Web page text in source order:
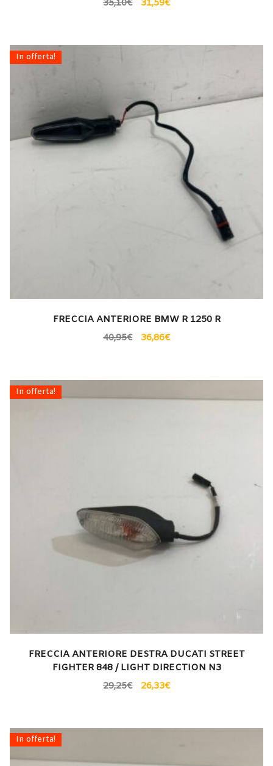
35,10€ 31,59€
In offerta!
FRECCIA ANTERIORE BMW R 1250 R
40,95€ 36,86€
In offerta!
FRECCIA ANTERIORE DESTRA DUCATI STREET
FIGHTER 848 / LIGHT DIRECTION N3
29,25€ 26,33€
In offerta!